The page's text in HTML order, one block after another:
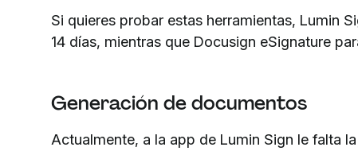
Si quieres probar estas herramientas, Lumin
14 días, mientras que Docusign eSignature
Generación de documentos
Actualmente, a la app de Lumin Sign le falta